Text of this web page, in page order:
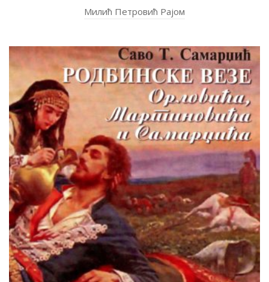
Милић Петровић Рајом